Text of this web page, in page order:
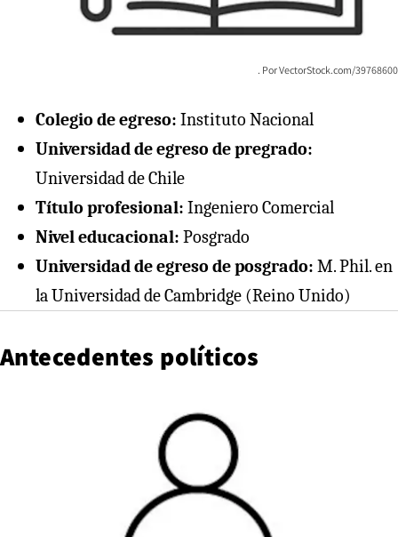
VectorStock.com/39768600
Colegio de egreso: Instituto Nacional
Universidad de egreso de pregrado:
Universidad de Chile
Título profesional: Ingeniero Comercial
Nivel educacional: Posgrado
Universidad de egreso de posgrado: M. Phil. en
la Universidad de Cambridge (Reino Unido)
Antecedentes políticos